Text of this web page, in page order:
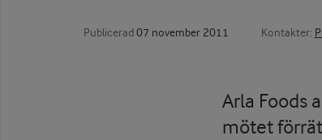
Publicerad 07 november 2011 Kontakter:
Arla Foods
mötet